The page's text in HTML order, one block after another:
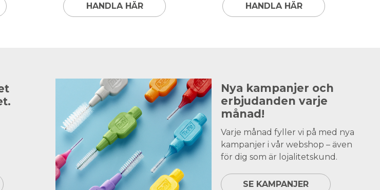
HANDLA HÄR HANDLA HÄR
Nya kampanjer och
erbjudanden varje
månad!
Varje månad fyller vi på med nya
kampanjer i vår webshop – även
för dig som är lojalitetskund.
SE KAMPANJER